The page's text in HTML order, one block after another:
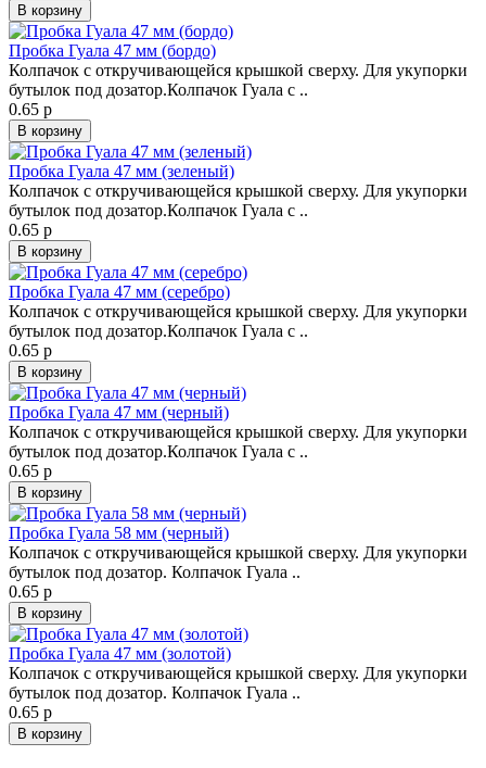
В корзину
Пробка Гуала 47 мм (бордо)
Колпачок с откручивающейся крышкой сверху. Для укупорки
бутылок под дозатор.Колпачок Гуала с ..
0.65 р
В корзину
Пробка Гуала 47 мм (зеленый)
Колпачок с откручивающейся крышкой сверху. Для укупорки
бутылок под дозатор.Колпачок Гуала с ..
0.65 р
В корзину
Пробка Гуала 47 мм (серебро)
Колпачок с откручивающейся крышкой сверху. Для укупорки
бутылок под дозатор.Колпачок Гуала с ..
0.65 р
В корзину
Пробка Гуала 47 мм (черный)
Колпачок с откручивающейся крышкой сверху. Для укупорки
бутылок под дозатор.Колпачок Гуала с ..
0.65 р
В корзину
Пробка Гуала 58 мм (черный)
Колпачок с откручивающейся крышкой сверху. Для укупорки
бутылок под дозатор. Колпачок Гуала ..
0.65 р
В корзину
Пробка Гуала 47 мм (золотой)
Колпачок с откручивающейся крышкой сверху. Для укупорки
бутылок под дозатор. Колпачок Гуала ..
0.65 р
В корзину